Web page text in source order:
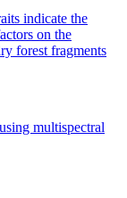
indicate the
on the
forest fragments
multispectral